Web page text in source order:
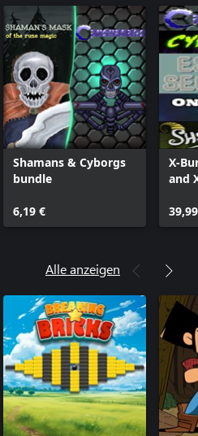
Shamans & Cyborgs
bundle
6,19 €
X-
and
Alle anzeigen